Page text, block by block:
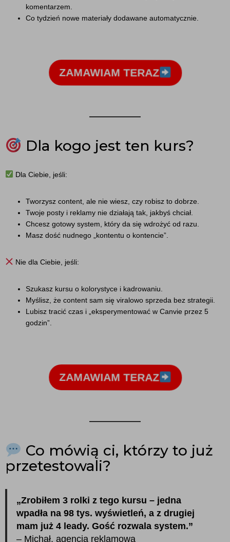
komentarzem.
Co tydzień nowe materiały dodawane automatycznie.
ZAMAWIAM TERAZ
Dla kogo jest ten kurs?
Dla Ciebie, jeśli:
Tworzysz content, ale nie wiesz, czy robisz to dobrze.
Twoje posty i reklamy nie działają tak, jakbyś chciał.
Chcesz gotowy system, który da się wdrożyć od razu.
Masz dość nudnego „kontentu o kontencie”.
Nie dla Ciebie, jeśli:
Szukasz kursu o kolorystyce i kadrowaniu.
Myślisz, że content sam się viralowo sprzeda bez strategii.
Lubisz tracić czas i „eksperymentować w Canvie przez 5
godzin”.
ZAMAWIAM TERAZ
Co mówią ci, którzy to już
przetestowali?
„Zrobiłem 3 rolki z tego kursu – jedna
wpadła na 98 tys. wyświetleń, a z drugiej
mam już 4 leady. Gość rozwala system.”
– Michał, agencja reklamowa